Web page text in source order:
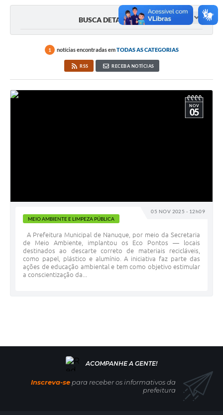
BUSCA DETALHADA
1 notícias encontradas emTODAS AS CATEGORIAS
RSS RECEBA NOTÍCIAS
05 NOV 2025 - 12h09
NOV
05
MEIO AMBIENTE E LIMPEZA PÚBLICA
A Prefeitura Municipal de Nanuque, por meio da Secretaria
de Meio Ambiente, implantou os Eco Pontos — locais
destinados ao descarte correto de materiais recicláveis,
como papel, plástico e alumínio. A iniciativa faz parte das
ações de educação ambiental e tem como objetivo estimular
a conscientização da...
Inscreva-se para receber os informativos da
prefeitura